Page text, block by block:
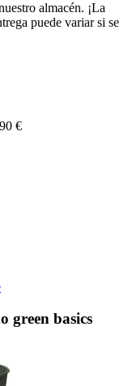
almacén. ¡La
puede variar si se
€
green basics